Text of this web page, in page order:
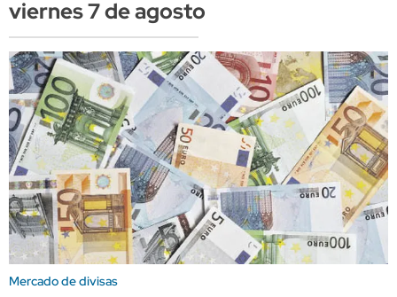
viernes 7 de agosto
Mercado de divisas